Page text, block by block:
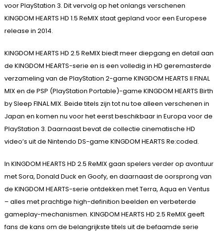
voor PlayStation 3. Dit vervolg op het onlangs verschenen
KINGDOM HEARTS HD 1.5 ReMIX staat gepland voor een Europese
release in 2014.
KINGDOM HEARTS HD 2.5 ReMIX biedt meer diepgang en detail aan
de KINGDOM HEARTS-serie en is een volledig in HD geremasterde
verzameling van de PlayStation 2-game KINGDOM HEARTS II FINAL
MIX en de PSP (PlayStation Portable)-game KINGDOM HEARTS Birth
by Sleep FINAL MIX. Beide titels zijn tot nu toe alleen verschenen in
Japan en komen nu voor het eerst beschikbaar in Europa voor de
PlayStation 3. Daarnaast bevat de collectie cinematische HD
video’s uit de Nintendo DS-game KINGDOM HEARTS Re:coded.
In KINGDOM HEARTS HD 2.5 ReMIX gaan spelers verder op avontuur
met Sora, Donald Duck en Goofy, en daarnaast de oorsprong van
de KINGDOM HEARTS-serie ontdekken met Terra, Aqua en Ventus
– alles met prachtige high-definition beelden en verbeterde
gameplay-mechanismen. KINGDOM HEARTS HD 2.5 ReMIX geeft
fans de kans om de belangrijkste titels uit de befaamde serie